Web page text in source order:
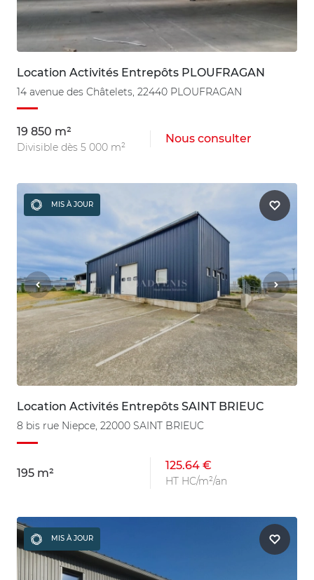
Location Activités Entrepôts PLOUFRAGAN
14 avenue des Châtelets, 22440 PLOUFRAGAN
19 850 m²
Divisible dès 5 000 m²
Nous consulter
MIS À JOUR
Location Activités Entrepôts SAINT BRIEUC
8 bis rue Niepce, 22000 SAINT BRIEUC
195 m²
125.64 €
HT HC/m²/an
MIS À JOUR